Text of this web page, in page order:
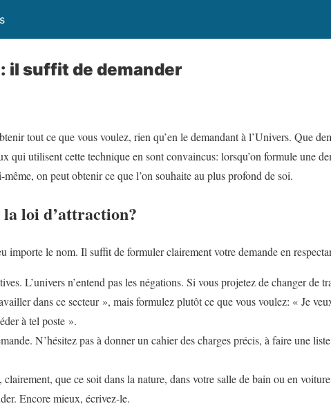
il suffit de demander
tout ce que vous voulez, rien qu’en le demandant à l’Univers. Que
qui utilisent cette technique en sont convaincus: lorsqu’on formule une
on peut obtenir ce que l’on souhaite au plus profond de soi.
loi d’attraction?
le nom. Il suffit de formuler clairement votre demande en
L’univers n’entend pas les négations. Si vous projetez de changer de
dans ce secteur », mais formulez plutôt ce que vous voulez: « Je
à tel poste ».
N’hésitez pas à donner un cahier des charges précis, à faire une
que ce soit dans la nature, dans votre salle de bain ou en
Encore mieux, écrivez-le.